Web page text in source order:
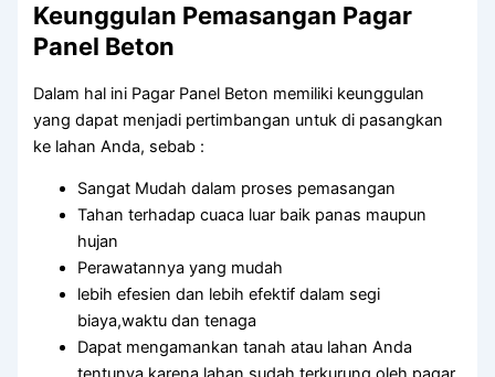
Keunggulan Pemasangan Pagar
Panel Beton
Dalam hal ini Pagar Panel Beton memiliki keunggulan
yang dapat menjadi pertimbangan untuk di pasangkan
ke lahan Anda, sebab :
Sangat Mudah dalam proses pemasangan
Tahan terhadap cuaca luar baik panas maupun
hujan
Perawatannya yang mudah
lebih efesien dan lebih efektif dalam segi
biaya,waktu dan tenaga
Dapat mengamankan tanah atau lahan Anda